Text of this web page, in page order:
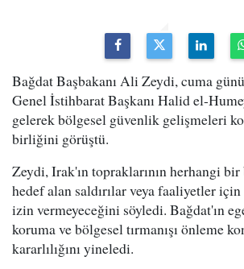
Bağdat Başbakanı Ali Zeydi, cuma
Genel İstihbarat Başkanı Halid el-
gelerek bölgesel güvenlik gelişmeleri
birliğini görüştü.
Zeydi, Irak'ın topraklarının herhangi
hedef alan saldırılar veya faaliyetler
izin vermeyeceğini söyledi. Bağdat'ın
koruma ve bölgesel tırmanışı önleme
kararlılığını yineledi.